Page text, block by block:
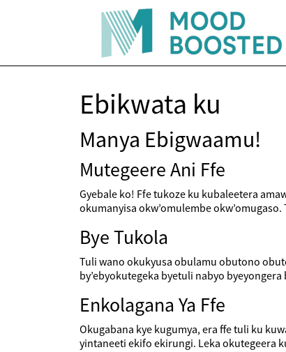
Ebikwata ku
Manya Ebigwaamu!
Mutegeere Ani Ffe
Gyebale ko! Ffe tukoze ku kubaleetera
okumanyisa okw’omulembe
Bye Tukola
Tuli wano okukyusa obulamu obutono
by’ebyokutegeka byetuli nabyo
Enkolagana Ya Ffe
Okugabana kye kugumya, era ffe tuli ku
yintaneeti ekifo ekirungi. Leka okutegeera